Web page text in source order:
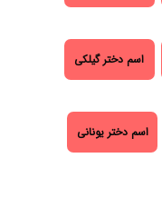
اسم دختر گیلکی
اسم دختر یونانی